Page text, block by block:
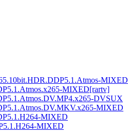
MIXED
MIXED[rartv]
DVSUX
MIXED
MIXED
MIXED